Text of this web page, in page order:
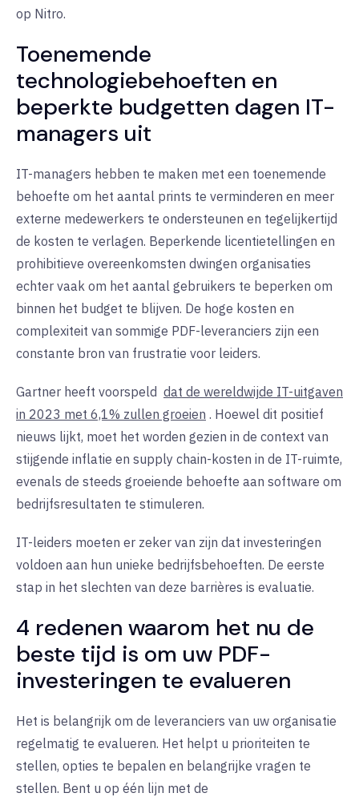
op Nitro.
Toenemende
technologiebehoeften en
beperkte budgetten dagen IT-
managers uit
IT-managers hebben te maken met een toenemende
behoefte om het aantal prints te verminderen en meer
externe medewerkers te ondersteunen en tegelijkertijd
de kosten te verlagen. Beperkende licentietellingen en
prohibitieve overeenkomsten dwingen organisaties
echter vaak om het aantal gebruikers te beperken om
binnen het budget te blijven. De hoge kosten en
complexiteit van sommige PDF-leveranciers zijn een
constante bron van frustratie voor leiders.
Gartner heeft voorspeld dat de wereldwijde IT-uitgaven
in 2023 met 6,1% zullen groeien . Hoewel dit positief
nieuws lijkt, moet het worden gezien in de context van
stijgende inflatie en supply chain-kosten in de IT-ruimte,
evenals de steeds groeiende behoefte aan software om
bedrijfsresultaten te stimuleren.
IT-leiders moeten er zeker van zijn dat investeringen
voldoen aan hun unieke bedrijfsbehoeften. De eerste
stap in het slechten van deze barrières is evaluatie.
4 redenen waarom het nu de
beste tijd is om uw PDF-
investeringen te evalueren
Het is belangrijk om de leveranciers van uw organisatie
regelmatig te evalueren. Het helpt u prioriteiten te
stellen, opties te bepalen en belangrijke vragen te
stellen. Bent u op één lijn met de